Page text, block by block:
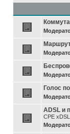
Голос
ADSL и
CPE